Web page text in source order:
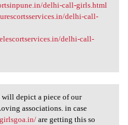
delhi-call-girls.html
delhi-call-
delhi-call-
will depict
depict a piece of our
associations. in case
are getting this so